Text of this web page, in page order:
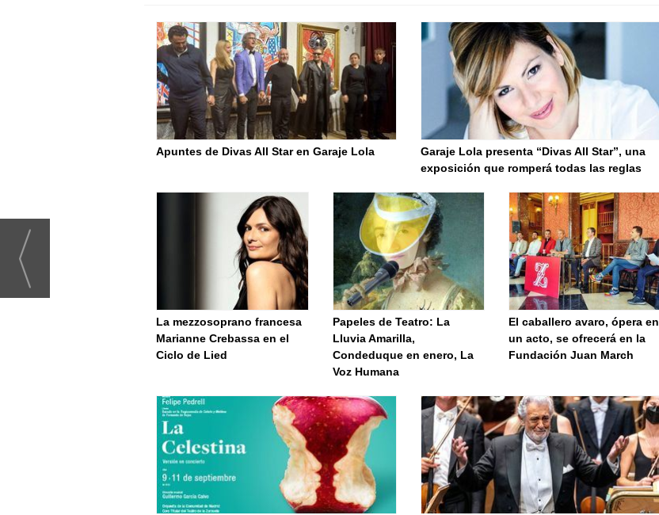
Apuntes de Divas All Star en Garaje Lola
Garaje Lola presenta “Divas All Star”, una
exposición que romperá todas las reglas
La mezzosoprano francesa
Marianne Crebassa en el
Ciclo de Lied
Papeles de Teatro: La
Lluvia Amarilla,
Condeduque en enero, La
Voz Humana
El caballero avaro, ópera en
un acto, se ofrecerá en la
Fundación Juan March